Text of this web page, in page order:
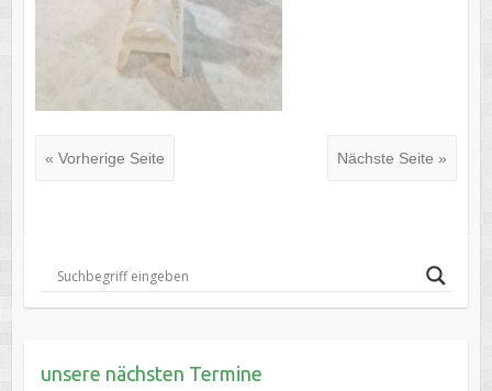
« Vorherige Seite Nächste Seite »
unsere nächsten Termine